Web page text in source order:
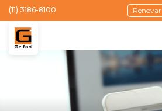
(11) 3186-8100 Renovar